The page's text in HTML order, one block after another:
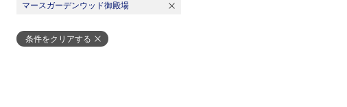
マースガーデンウッド御殿場
条件をクリアする